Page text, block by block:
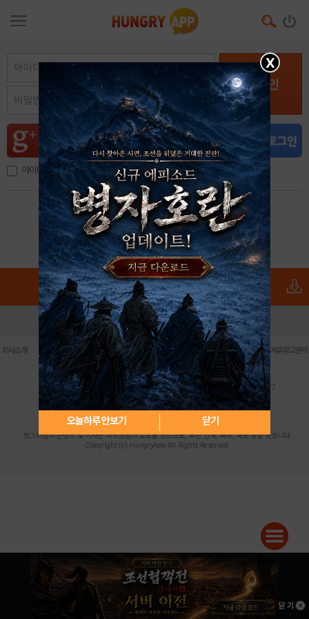
로그인
아이디, 이메일 저장
아이디 / 비밀번호 찾기 회원가입
X
오늘하루 안보기 닫기
로그인 PC버전 전체앱
회사소개 이용약관 | 개인정보 처리방침 | 청소년 보호정책 | 불법촬영물 신고센터 | 제휴광고문의
사업자등록번호:119-86-61101 (주)스마트나우 대표이사:송현두
주소: 서울시 금천구 가산디지털1로 171 연락처:063-284-8635 팩스:02-6265-0377
청소년보호책임자:김동욱desk@hungryapp.co.kr
등록번호:서울아02322 | 등록일자:2016년4월25일
발행인:(주)스마트나우 송현두 | 편집인:김동욱
헝그리앱의 콘텐츠 및 기사는 저작권법의 보호를 받으므로, 무단 전재, 복사, 배포 등을 금합니다.
Copyright (c) HungryApp All Rights Reserved.